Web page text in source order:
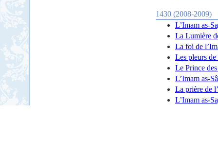
1430 (2008-2009)
L’Imam as-
La Lumière
La foi de
Les pleurs
Le Prince
L’Imam as-
La prière de
L’Imam as-